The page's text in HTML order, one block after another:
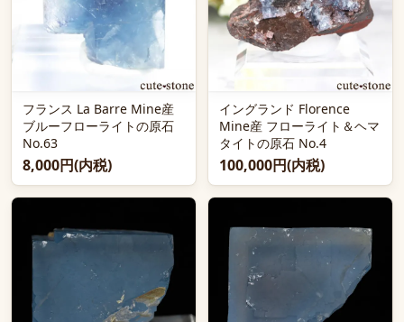
フランス La Barre Mine産
ブルーフローライトの原石
No.63
8,000円(内税)
イングランド Florence
Mine産 フローライト＆ヘマ
タイトの原石 No.4
100,000円(内税)